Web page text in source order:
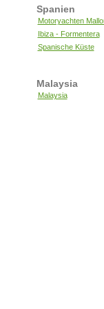
Spanien
Motoryachten
Ibiza - Formentera
Spanische Küste
Malaysia
Malaysia